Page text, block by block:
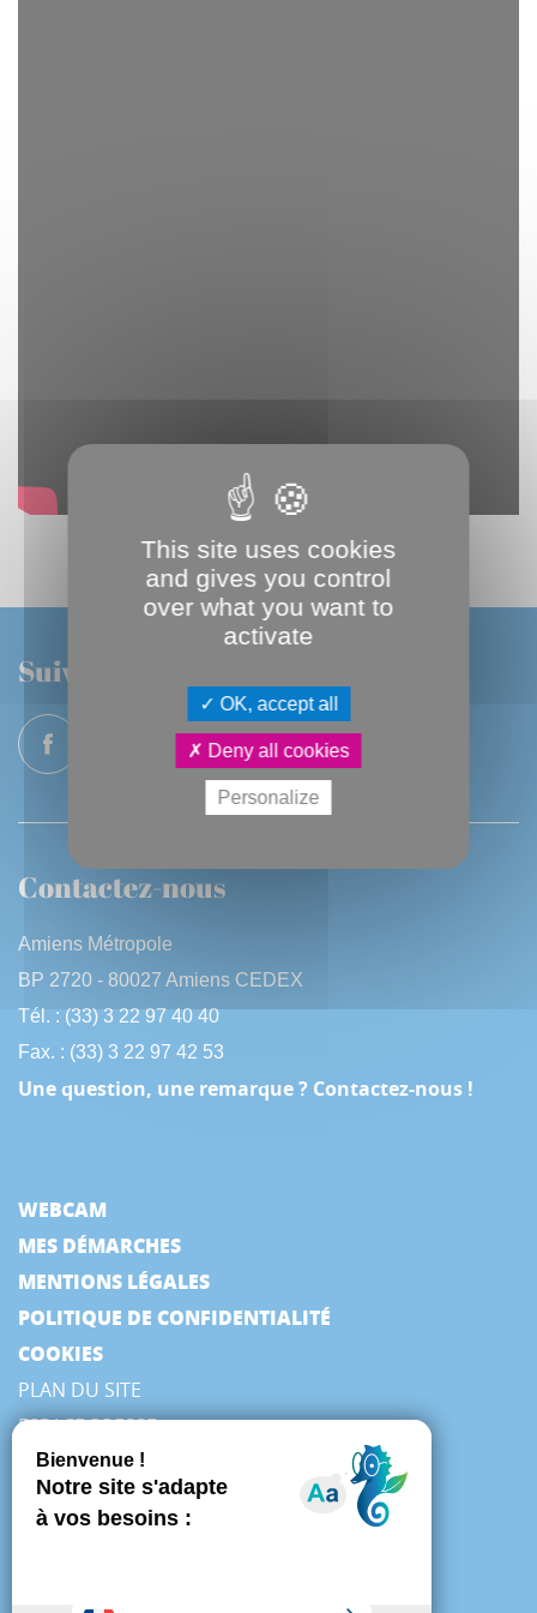
Suivez-nous
Contactez-nous
Amiens Métropole
BP 2720 - 80027 Amiens CEDEX
Tél. : (33) 3 22 97 40 40
Fax. : (33) 3 22 97 42 53
Une question, une remarque ? Contactez-nous !
WEBCAM
MES DÉMARCHES
MENTIONS LÉGALES
POLITIQUE DE CONFIDENTIALITÉ
COOKIES
PLAN DU SITE
ESPACE PRESSE
This site uses cookies
and gives you control
over what you want to
activate
OK, accept all
Deny all cookies
Personalize